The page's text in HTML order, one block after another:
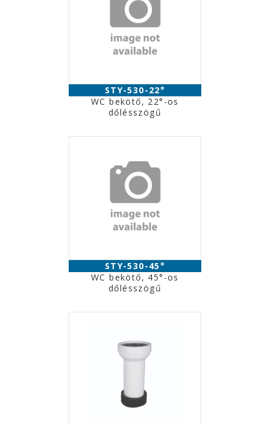
STY-530-22°
WC bekötő, 22°-os
dőlésszögű
STY-530-45°
WC bekötő, 45°-os
dőlésszögű